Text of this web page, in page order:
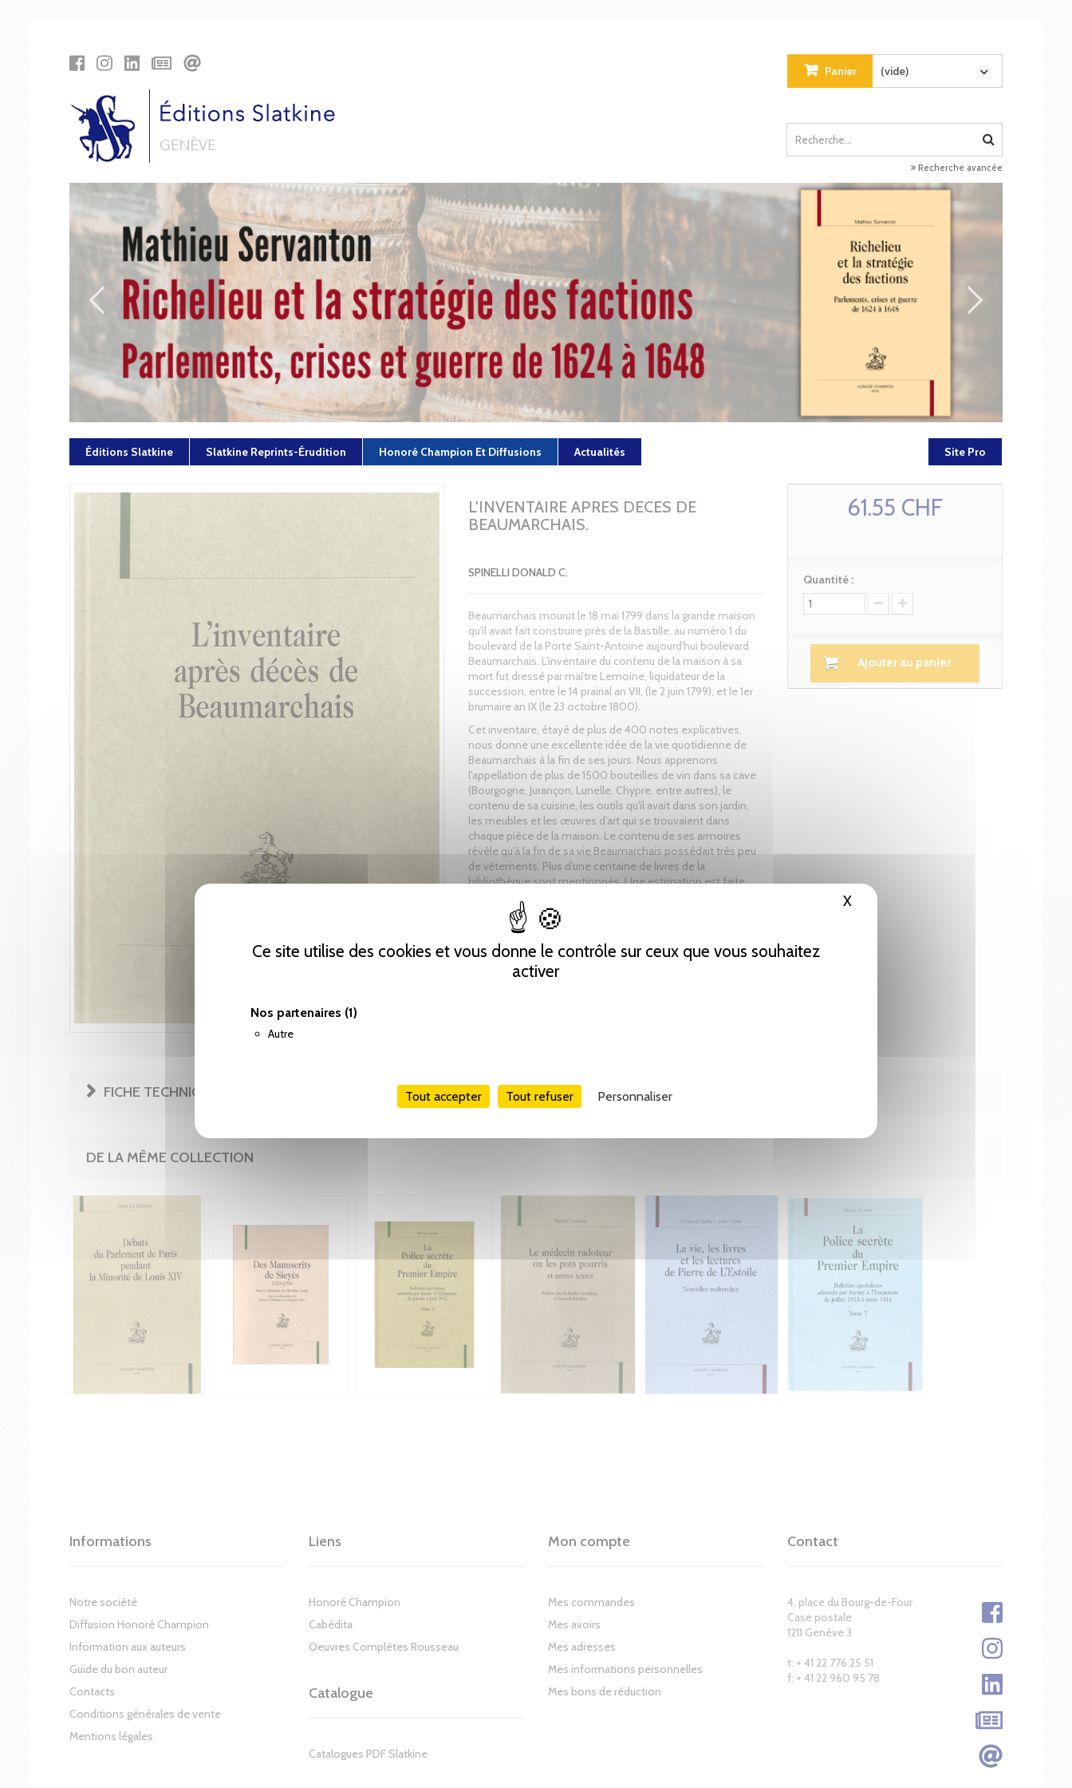
Ce site utilise des cookies et vous donne le contrôle sur ceux que vous souhaitez
activer
Nos partenaires (1)
Autre
Tout accepter Tout refuser Personnaliser
X Masquer le bandeau des cookies
Panier (vide)
Recherche avancée
Éditions Slatkine Slatkine Reprints-Érudition Honoré Champion Et Diffusions Actualités Site Pro
L'INVENTAIRE APRES DECES DE
BEAUMARCHAIS.
SPINELLI DONALD C.
Beaumarchais mourut le 18 mai 1799 dans la grande maison
qu'il avait fait construire près de la Bastille, au numéro 1 du
boulevard de la Porte Saint-Antoine aujourd'hui boulevard
Beaumarchais. L'inventaire du contenu de la maison à sa
mort fut dressé par maître Lemoine, liquidateur de la
succession, entre le 14 prairial an VII, (le 2 juin 1799), et le 1er
brumaire an IX (le 23 octobre 1800).
Cet inventaire, étayé de plus de 400 notes explicatives,
nous donne une excellente idée de la vie quotidienne de
Beaumarchais à la fin de ses jours. Nous apprenons
l'appellation de plus de 1500 bouteilles de vin dans sa cave
(Bourgogne, Jurançon, Lunelle, Chypre, entre autres), le
contenu de sa cuisine, les outils qu'il avait dans son jardin,
les meubles et les œuvres d'art qui se trouvaient dans
chaque pièce de la maison. Le contenu de ses armoires
révèle qu'à la fin de sa vie Beaumarchais possédait très peu
de vêtements. Plus d'une centaine de livres de la
bibliothèque sont mentionnés. Une estimation est faite
objets composant la fonderie qui étaient dans la maison.
61.55 CHF
Quantité :
Ajouter au panier
FICHE TECHNIQUE
DE LA MÊME COLLECTION
Informations
Notre société
Diffusion Honoré Champion
Information aux auteurs
Guide du bon auteur
Contacts
Conditions générales de vente
Mentions légales
Liens
Honoré Champion
Cabédita
Oeuvres Complètes Rousseau
Catalogue
Catalogues PDF Slatkine
Mon compte
Mes commandes
Mes avoirs
Mes adresses
Mes informations personnelles
Mes bons de réduction
Contact
4, place du Bourg-de-Four
Case postale
1211 Genève 3
t: + 41 22 776 25 51
f: + 41 22 960 95 78